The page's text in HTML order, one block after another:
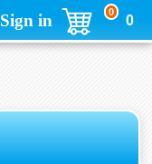
Sign in 0
0